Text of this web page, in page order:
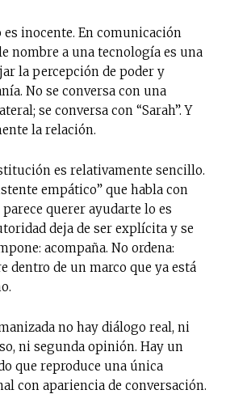
inocente. En comunicación
nombre a una tecnología es una
la percepción de poder y
No se conversa con una
se conversa con “Sarah”. Y
la relación.
es relativamente sencillo.
empático” que habla con
querer ayudarte lo es
deja de ser explícita y se
acompaña. No ordena:
dentro de un marco que ya está
no hay diálogo real, ni
ni segunda opinión. Hay un
que reproduce una única
con apariencia de conversación.